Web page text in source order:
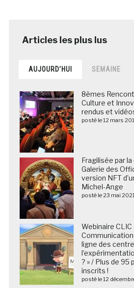
AUJOURD’HUI SEMAINE
8èmes
Culture et
rendus et
posté le 12 mars
Fragilisée par
Galerie des
version NFT
Michel-Ange
posté le 23 mai
Webinaire CLIC
ligne des
? » / Plus de 95
inscrits !
posté le 12